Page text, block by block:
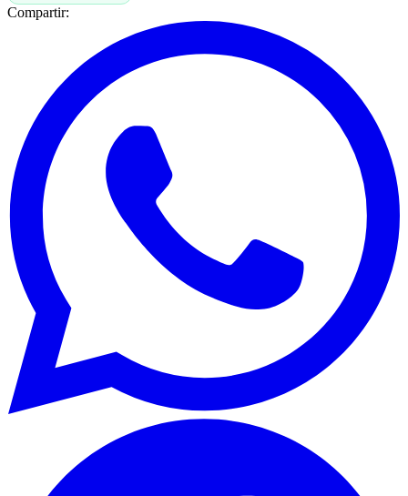
Compartir: